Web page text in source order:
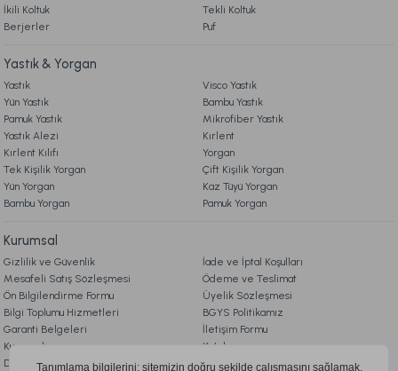
İkili Koltuk
Tekli Koltuk
Berjerler
Puf
Yastık & Yorgan
Yastık
Visco Yastık
Yün Yastık
Bambu Yastık
Pamuk Yastık
Mikrofiber Yastık
Yastık Alezi
Kırlent
Kırlent Kılıfı
Yorgan
Tek Kişilik Yorgan
Çift Kişilik Yorgan
Yün Yorgan
Kaz Tüyü Yorgan
Bambu Yorgan
Pamuk Yorgan
Kurumsal
Gizlilik ve Güvenlik
İade ve İptal Koşulları
Mesafeli Satış Sözleşmesi
Ödeme ve Teslimat
Ön Bilgilendirme Formu
Üyelik Sözleşmesi
Bilgi Toplumu Hizmetleri
BGYS Politikamız
Garanti Belgeleri
İletişim Formu
Kurumsal
Katalog
Doqu Blog
Çerez Politikası